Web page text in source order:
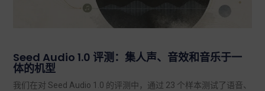
Seed Audio 1.0 评测：集人声、音效和音乐于一
体的机型
我们在对 Seed Audio 1.0 的评测中，通过 23 个样本测试了语音、